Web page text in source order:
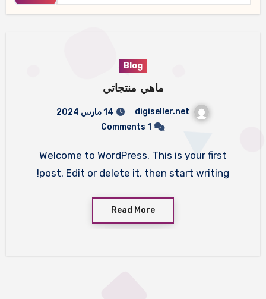
Blog
ماهي منتجاتي
digiseller.net
14 مارس 2024
1 Comments
Welcome to WordPress. This is your first
post. Edit or delete it, then start writing!
Read More